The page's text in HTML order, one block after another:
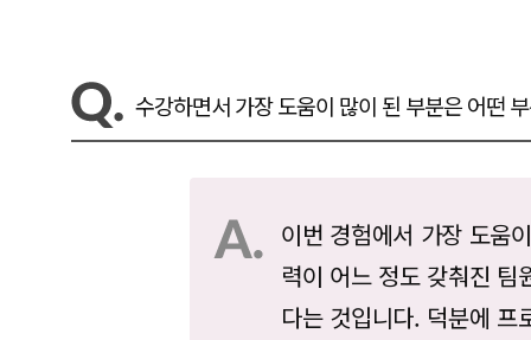
수강하면서 가장 도움이 많이 된 부분은 어떤
이번 경험에서 가장 도움
력이 어느 정도 갖춰진 팀
다는 것입니다. 덕분에 프